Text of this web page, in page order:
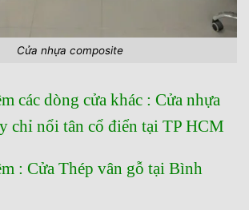
Cửa nhựa composite
các dòng cửa khác : Cửa nhựa
chỉ nổi tân cổ điển tại TP HCM
: Cửa Thép vân gỗ tại Bình